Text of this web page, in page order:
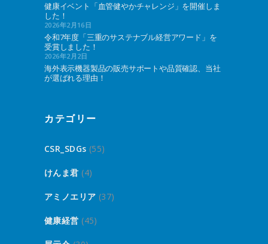
健康イベント「血管健やかチャレンジ」を開催しま
した！
2026年2月16日
令和7年度「三重のサステナブル経営アワード」を
受賞しました！
2026年2月2日
海外表示機器製品の販売サポートや品質確認、当社
が選ばれる理由！
カテゴリー
CSR_SDGs (55)
けんま君 (4)
アミノエリア (37)
健康経営 (45)